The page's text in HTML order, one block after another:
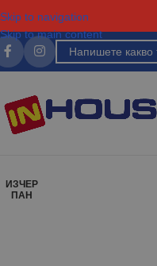
Skip to navigation
Skip to main content
ИЗЧЕР
ПАН